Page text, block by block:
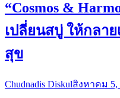
“Cosmos &
เปลี่ยนสบู่ ให้กลา
สุข
Chudnadis Diskulสิงหาคม 5,